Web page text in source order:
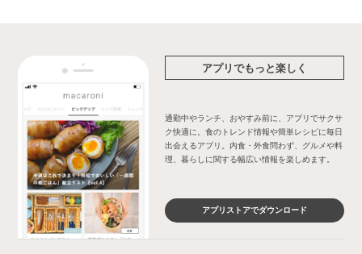
アプリでもっと楽しく
通勤中やランチ、おやすみ前に、アプリでサクサ
ク快適に。食のトレンド情報や簡単レシピに毎日
出会えるアプリ。内食・外食問わず、グルメや料
理、暮らしに関する幅広い情報を楽しめます。
アプリストアでダウンロード